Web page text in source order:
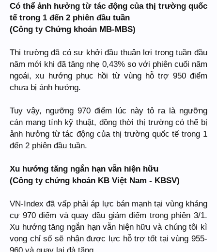
Có thể ảnh hưởng từ tác động của thị trường quốc
tế trong 1 đến 2 phiên đầu tuần
(Công ty Chứng khoán MB-MBS)
Thị trường đã có sự khởi đầu thuận lợi trong tuần đầu
năm mới khi đã tăng nhẹ 0,43% so với phiên cuối năm
ngoái, xu hướng phục hồi từ vùng hỗ trợ 950 điểm
chưa bị ảnh hưởng.
Tuy vậy, ngưỡng 970 điểm lúc này tỏ ra là ngưỡng
cản mang tính kỹ thuật, đồng thời thị trường có thể bị
ảnh hưởng từ tác động của thị trường quốc tế trong 1
đến 2 phiên đầu tuần.
Xu hướng tăng ngắn hạn vẫn hiện hữu
(Công ty chứng khoán KB Việt Nam - KBSV)
VN-Index đã vấp phải áp lực bán mạnh tại vùng kháng
cự 970 điểm và quay đầu giảm điểm trong phiên 3/1.
Xu hướng tăng ngắn hạn vẫn hiện hữu và chúng tôi kì
vọng chỉ số sẽ nhận được lực hỗ trợ tốt tại vùng 955-
960 và quay lại đà tăng.